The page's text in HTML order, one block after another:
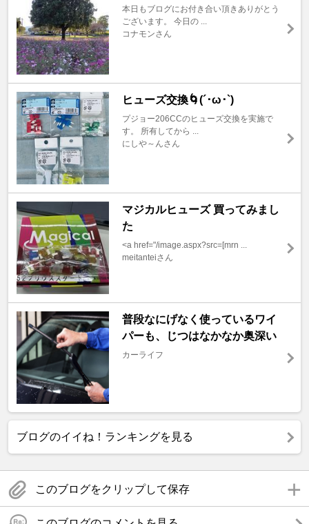
本日もブログにお付き合い頂きありがとう
ございます。 今日の ...
コナモンさん
ヒューズ交換🌀‪(´･ω･`)
プジョー206CCのヒューズ交換を実施で
す。 所有してから ...
にしや～んさん
マジカルヒューズ 買ってみまし
た
<a href="/image.aspx?src=[mrn ...
meitanteiさん
普段なにげなく使っているワイ
パーも、じつはなかなか奥深い
カーライフ
ブログのイイね！ランキングを見る
このブログをクリップして保存